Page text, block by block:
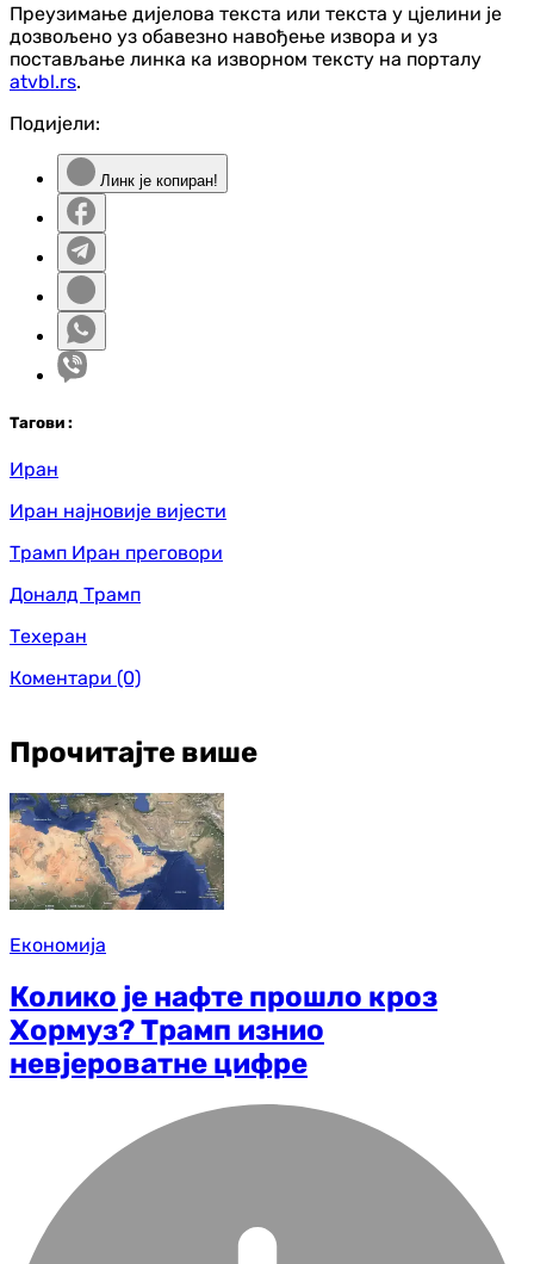
Преузимање дијелова текста или текста у цјелини је
дозвољено уз обавезно навођење извора и уз
постављање линка ка изворном тексту на порталу
atvbl.rs.
Подијели:
Линк је копиран!
Тагови :
Иран
Иран најновије вијести
Трамп Иран преговори
Доналд Трамп
Техеран
Коментари (0)
Прочитајте више
Економија
Колико је нафте прошло кроз
Хормуз? Трамп изнио
невјероватне цифре